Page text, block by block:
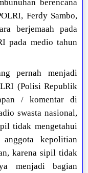
berencana
Ferdy Sambo,
berjemaah pada
pada medio tahun
pernah menjadi
(Polisi Republik
/ komentar di
swasta nasional,
tidak mengetahui
kepolitian
karena sipil tidak
menjadi bagian